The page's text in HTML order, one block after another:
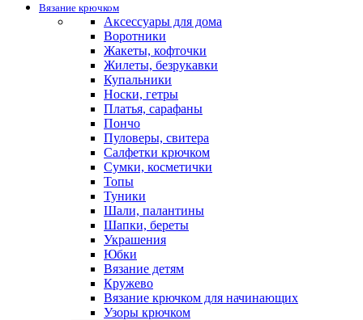
Вязание крючком
Аксессуары для дома
Воротники
Жакеты, кофточки
Жилеты, безрукавки
Купальники
Носки, гетры
Платья, сарафаны
Пончо
Пуловеры, свитера
Салфетки крючком
Сумки, косметички
Топы
Туники
Шали, палантины
Шапки, береты
Украшения
Юбки
Вязание детям
Кружево
Вязание крючком для начинающих
Узоры крючком